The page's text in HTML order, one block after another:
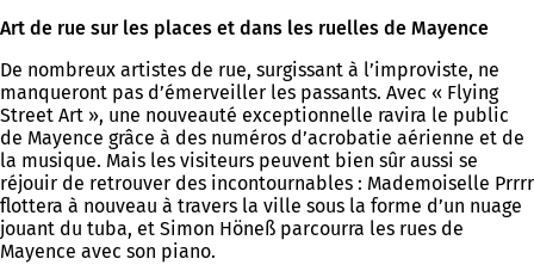
Art de rue sur les places et dans les ruelles de Mayence
De nombreux artistes de rue, surgissant à l’improviste, ne
manqueront pas d’émerveiller les passants. Avec « Flying
Street Art », une nouveauté exceptionnelle ravira le public
de Mayence grâce à des numéros d’acrobatie aérienne et de
la musique. Mais les visiteurs peuvent bien sûr aussi se
réjouir de retrouver des incontournables : Mademoiselle Prrrr
flottera à nouveau à travers la ville sous la forme d’un nuage
jouant du tuba, et Simon Höneß parcourra les rues de
Mayence avec son piano.